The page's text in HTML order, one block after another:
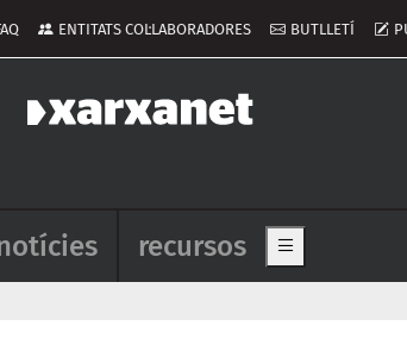
d'usuari
ENTITATS COL·LABORADORES BUTLLETÍ
principal de
recursos Show main